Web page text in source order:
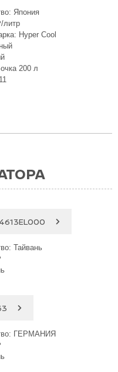
Япония
литр
Hyper Cool
200 л
Тайвань
ГЕРМАНИЯ